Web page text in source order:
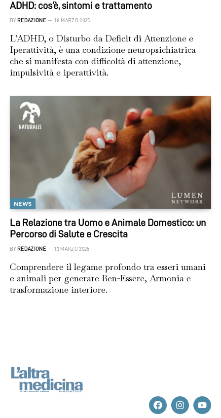
ADHD: cos’è, sintomi e trattamento
BY REDAZIONE 18 MARZO 2025
L’ADHD, o Disturbo da Deficit di Attenzione e
Iperattività, è una condizione neuropsichiatrica
che si manifesta con difficoltà di attenzione,
impulsività e iperattività.
NEWS
La Relazione tra Uomo e Animale Domestico: un
Percorso di Salute e Crescita
BY REDAZIONE 13 MARZO 2025
Comprendere il legame profondo tra esseri umani
e animali per generare Ben-Essere, Armonia e
trasformazione interiore.